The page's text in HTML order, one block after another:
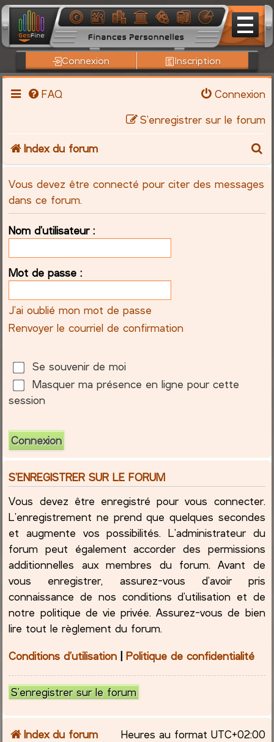
Connexion Inscription
FAQ
Connexion
S’enregistrer sur le forum
Index du forum
Vous devez être connecté pour citer des messages
dans ce forum.
Nom d’utilisateur :
Mot de passe :
J’ai oublié mon mot de passe
Renvoyer le courriel de confirmation
Se souvenir de moi
Masquer ma présence en ligne pour cette
session
S’ENREGISTRER SUR LE FORUM
Vous devez être enregistré pour vous connecter.
L’enregistrement ne prend que quelques secondes
et augmente vos possibilités. L’administrateur du
forum peut également accorder des permissions
additionnelles aux membres du forum. Avant de
vous enregistrer, assurez-vous d’avoir pris
connaissance de nos conditions d’utilisation et de
notre politique de vie privée. Assurez-vous de bien
lire tout le règlement du forum.
Conditions d’utilisation |Politique de confidentialité
S’enregistrer sur le forum
Index du forum Heures au format UTC+02:00